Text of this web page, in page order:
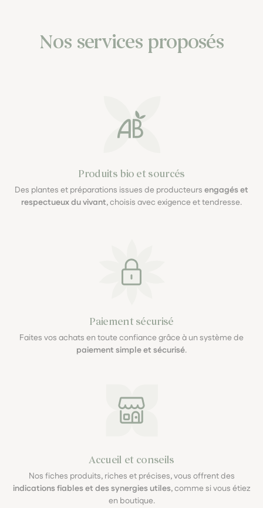
Nos services proposés
Produits bio et sourcés
Des plantes et préparations issues de producteurs engagés et
respectueux du vivant, choisis avec exigence et tendresse.
Paiement sécurisé
Faites vos achats en toute confiance grâce à un système de
paiement simple et sécurisé.
Accueil et conseils
Nos fiches produits, riches et précises, vous offrent des
indications fiables et des synergies utiles, comme si vous étiez
en boutique.